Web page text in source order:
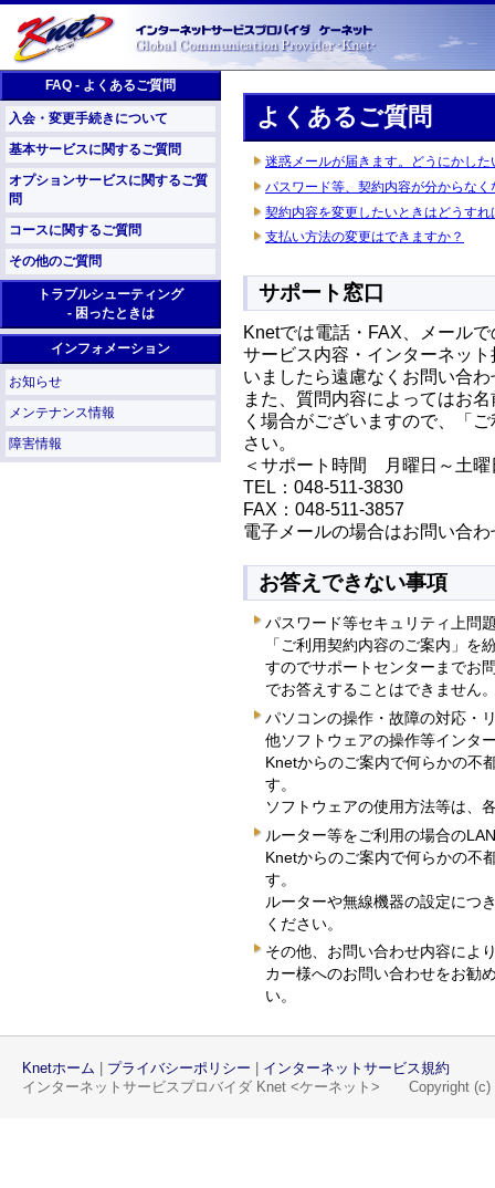
FAQ - よくあるご質問
入会・変更手続きについて
基本サービスに関するご質問
オプションサービスに関するご質
問
コースに関するご質問
その他のご質問
トラブルシューティング
- 困ったときは
インフォメーション
お知らせ
メンテナンス情報
障害情報
よくあるご質問
迷惑メールが届きます。どうにかした
パスワード等、契約内容が分からな
契約内容を変更したいときはどうすれ
支払い方法の変更はできますか？
サポート窓口
Knetでは電話・FAX、メール
サービス内容・インターネッ
いましたら遠慮なくお問い合
また、質問内容によってはお
く場合がございますので、「
さい。
＜サポート時間 月曜日～土
TEL：048-511-3830
FAX：048-511-3857
電子メールの場合はお問い合
お答えできない事項
パスワード等セキュリティ上問
「ご利用契約内容のご案内」を
すのでサポートセンターまでお
でお答えすることはできません
パソコンの操作・故障の対応・
他ソフトウェアの操作等インタ
Knetからのご案内で何らかの不
す。
ソフトウェアの使用方法等は、
ルーター等をご利用の場合の
Knetからのご案内で何らかの不
す。
ルーターや無線機器の設定につ
ください。
その他、お問い合わせ内容によ
カー様へのお問い合わせをお勧
い。
Knetホーム プライバシーポリシー
インターネットサービス規約
インターネットサービスプロバイダ Knet <ケーネット> Copyright (c)